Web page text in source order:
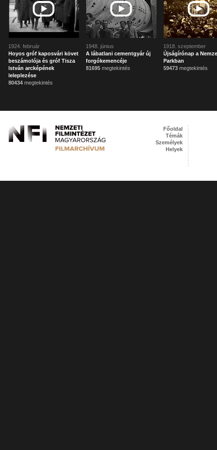
1924. február
Hoyos gróf kaposvári követ
beszámolója és gróf Tisza
István arcképének
leleplezése
80434 megtekintés
1948. június
A lábatlani cementgyár új
forgókemencéje
81695 megtekintés
1918. szeptember
Újságírónap a
Parkban
59473 megtekintés
Főoldal
Témák
Személyek
Helyek